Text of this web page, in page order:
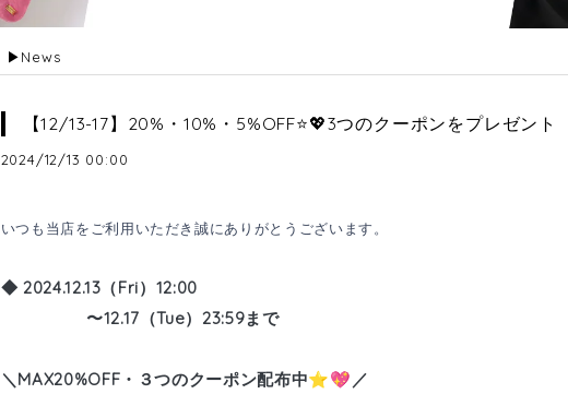
▶︎News
【12/13-17】20%・10%・5%OFF⭐️💖3つのクーポンをプレゼント
2024/12/13 00:00
いつも当店をご利用いただき誠にありがとうございます。
◆ 2024.12.13（Fri）12:00
〜12.17（Tue）23:59まで
＼MAX20%OFF・３つのクーポン配布中⭐️💖 ／